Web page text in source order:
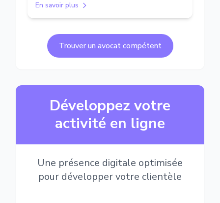
En savoir plus
Trouver un avocat compétent
Développez votre
activité en ligne
Une présence digitale optimisée
pour développer votre clientèle